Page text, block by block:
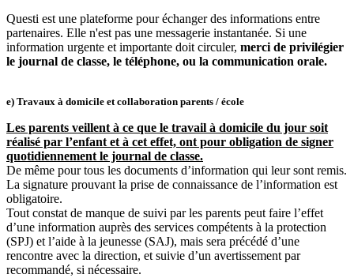
Questi est une plateforme pour échanger des informations entre
partenaires. Elle n'est pas une messagerie instantanée. Si une
information urgente et importante doit circuler, merci de privilégier
le journal de classe, le téléphone, ou la communication orale.
e) Travaux à domicile et collaboration parents / école
Les parents veillent à ce que le travail à domicile du jour soit
réalisé par l’enfant et à cet effet, ont pour obligation de signer
quotidiennement le journal de classe.
De même pour tous les documents d’information qui leur sont remis.
La signature prouvant la prise de connaissance de l’information est
obligatoire.
Tout constat de manque de suivi par les parents peut faire l’effet
d’une information auprès des services compétents à la protection
(SPJ) et l’aide à la jeunesse (SAJ), mais sera précédé d’une
rencontre avec la direction, et suivie d’un avertissement par
recommandé, si nécessaire.